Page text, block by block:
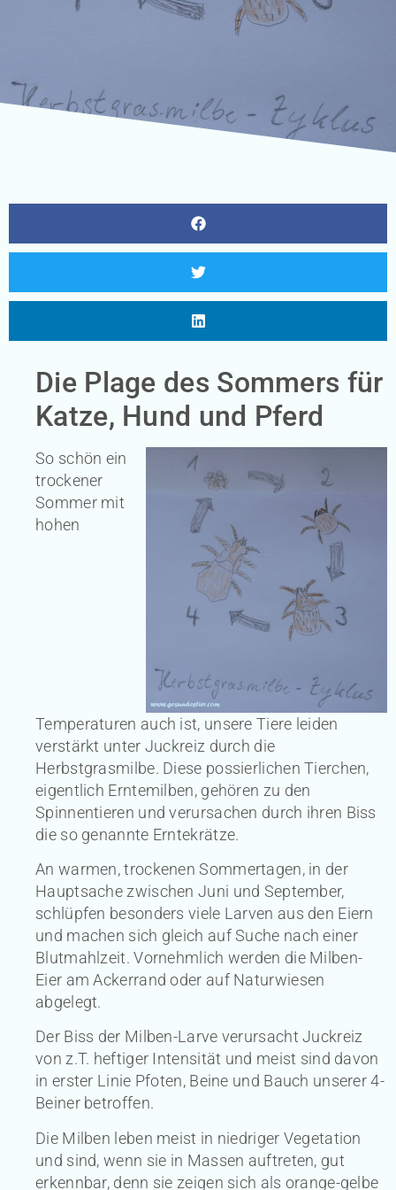
Die Plage des Sommers für
Katze, Hund und Pferd
So schön ein
trockener
Sommer mit
hohen
Temperaturen auch ist, unsere Tiere leiden
verstärkt unter Juckreiz durch die
Herbstgrasmilbe. Diese possierlichen Tierchen,
eigentlich Erntemilben, gehören zu den
Spinnentieren und verursachen durch ihren Biss
die so genannte Erntekrätze.
An warmen, trockenen Sommertagen, in der
Hauptsache zwischen Juni und September,
schlüpfen besonders viele Larven aus den Eiern
und machen sich gleich auf Suche nach einer
Blutmahlzeit. Vornehmlich werden die Milben-
Eier am Ackerrand oder auf Naturwiesen
abgelegt.
Der Biss der Milben-Larve verursacht Juckreiz
von z.T. heftiger Intensität und meist sind davon
in erster Linie Pfoten, Beine und Bauch unserer 4-
Beiner betroffen.
Die Milben leben meist in niedriger Vegetation
und sind, wenn sie in Massen auftreten, gut
erkennbar, denn sie zeigen sich als orange-gelbe